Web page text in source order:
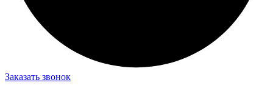
Заказать звонок